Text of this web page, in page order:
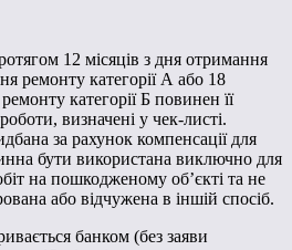
12 місяців з дня отримання
ремонту категорії А або 18
категорії Б повинен її
визначені у чек-листі.
за рахунок компенсації для
бути використана виключно для
на пошкодженому об’єкті та не
або відчужена в іншій спосіб.
банком (без заяви